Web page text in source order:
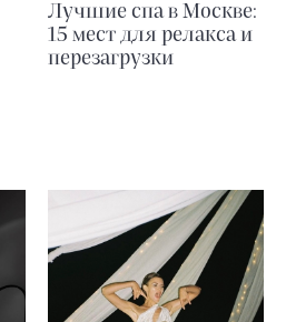
Лучшие спа в Москве:
15 мест для релакса и
перезагрузки